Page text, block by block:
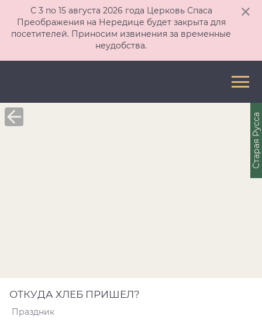
С 3 по 15 августа 2026 года Церковь Спаса
Преображения на Нередице будет закрыта для
посетителей. Приносим извинения за временные
неудобства.
ОТКУДА ХЛЕБ ПРИШЕЛ?
Праздник
Старая Русса